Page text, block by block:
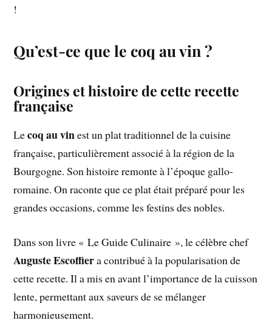
!
Qu’est-ce que le coq au vin ?
Origines et histoire de cette recette
française
Lecoq au vinest un plat traditionnel de la cuisine
française, particulièrement associé à la région de la
Bourgogne. Son histoire remonte à l’époque gallo-
romaine. On raconte que ce plat était préparé pour les
grandes occasions, comme les festins des nobles.
Dans son livre « Le Guide Culinaire », le célèbre chef
Auguste Escoffiera contribué à la popularisation de
cette recette. Il a mis en avant l’importance de la cuisson
lente, permettant aux saveurs de se mélanger
harmonieusement.